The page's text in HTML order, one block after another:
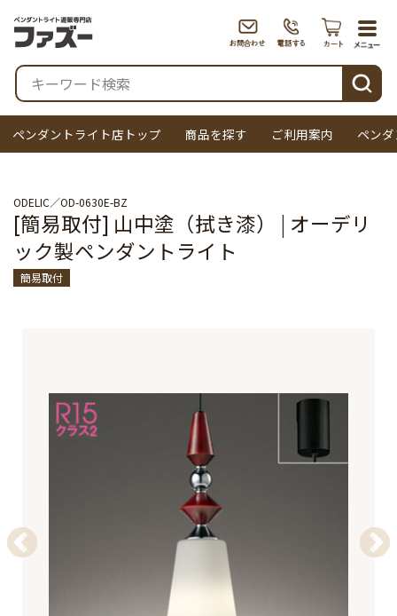
検索
ペンダントライト店トップ 商品を探す ご利用案内 ペン
ODELIC OD-0630E-BZ
[簡易取付] 山中塗（拭き漆） | オーデリ
ック製ペンダントライト
簡易取付